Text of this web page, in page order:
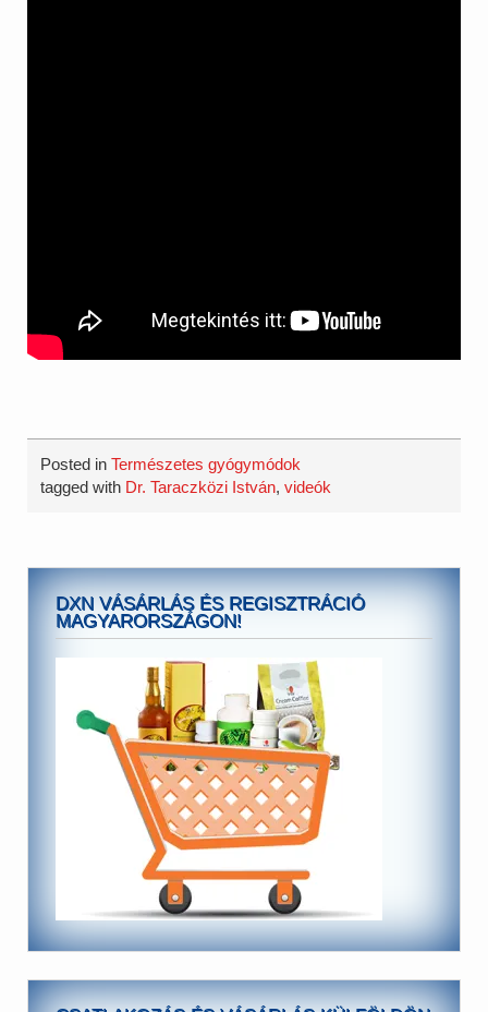
Posted inTermészetes gyógymódok
tagged with Dr. Taraczközi István,videók
DXN VÁSÁRLÁS ÉS REGISZTRÁCIÓ
MAGYARORSZÁGON!